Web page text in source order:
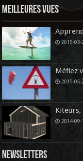
Meilleures vues
2015-03-
Méfiez
2015-05-
2014-09-
Newsletters